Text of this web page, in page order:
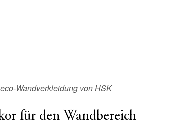
Wandverkleidung von HSK
für den Wandbereich